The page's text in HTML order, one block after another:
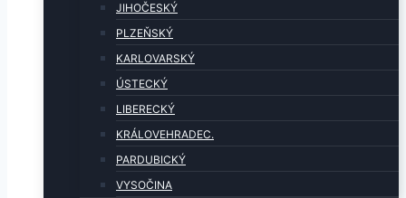
JIHOČESKÝ
PLZEŇSKÝ
KARLOVARSKÝ
ÚSTECKÝ
LIBERECKÝ
KRÁLOVEHRADEC.
PARDUBICKÝ
VYSOČINA